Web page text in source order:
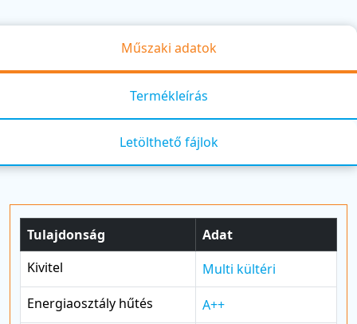
Műszaki adatok
Termékleírás
Letölthető fájlok
Tulajdonság
Adat
Kivitel
Multi kültéri
Energiaosztály hűtés
A++